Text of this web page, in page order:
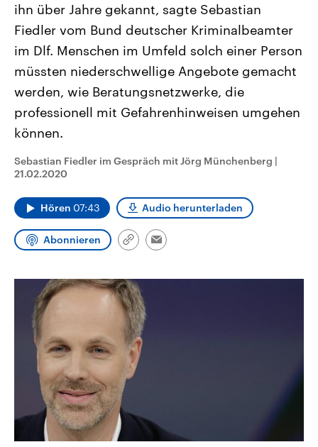
Landtagswahl Sachsen-Anhalt
2026
Alle Informationen
Sachsen-Anhalt wählt am 6.
September 2026 einen neuen
Landtag. Seit 2021 wird das
Bundesland von einer Koalition aus
CDU, SPD und FDP regiert.-
Umfragen, Prognosen,
Wahlprogramme, aktuelle Berichte
und Hintergründe zu den Parteien
Wahl.
USA
Aktuelle Beiträge,
Hintergründe
Wirtschaftlich und
gehören die Vereinigten
den mächtigsten Ländern
mit großem Einfluss auf
Sendungen
Audio-Archiv
ihn über Jahre gekannt, sagte Sebastian
Fiedler vom Bund deutscher Kriminalbeamter
im Dlf. Menschen im Umfeld solch einer Person
müssten niederschwellige Angebote gemacht
werden, wie Beratungsnetzwerke, die
professionell mit Gefahrenhinweisen umgehen
können.
Sebastian Fiedler im Gespräch mit Jörg Münchenberg |
21.02.2020
Hören 07:43 Audio herunterladen
Abonnieren
Link
Email